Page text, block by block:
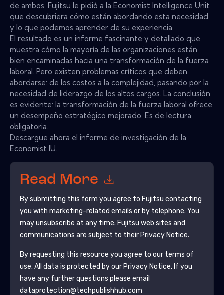
de ambos. Fujitsu le pidió a la Economist Intelligence Unit
que descubriera cómo están abordando esta necesidad
y lo que podemos aprender de su experiencia.
El resultado es un informe fascinante y detallado que
muestra cómo la mayoría de las organizaciones están
bien encaminadas hacia una transformación de la fuerza
laboral. Pero existen problemas críticos que deben
abordarse: de los costos a la complejidad, pasando por la
necesidad de liderazgo de los altos cargos. La conclusión
es evidente: la transformación de la fuerza laboral ofrece
un desempeño estratégico mejorado. Es de lectura
obligatoria.
Descargue ahora el informe de investigación de la
Economist IU.
Read More
By submitting this form you agree to Fujitsu contacting
you with marketing-related emails or by telephone. You
may unsubscribe at any time. Fujitsu web sites and
communications are subject to their Privacy Notice.
By requesting this resource you agree to our terms of
use. All data is protected by our Privacy Notice. If you
have any further questions please email
dataprotection@techpublishhub.com